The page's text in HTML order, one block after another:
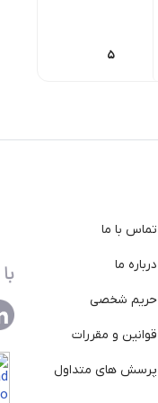
11,275
تماس با ما
درباره ما
حریم شخصی
قوانین و مقررات
پرسش های متداول